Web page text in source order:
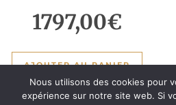
1797,00€
AJOUTER AU PANIER
Nous utilisons des cookies pour
expérience sur notre site web. Si